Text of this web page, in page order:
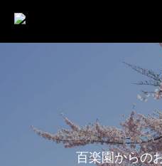
百楽園からの